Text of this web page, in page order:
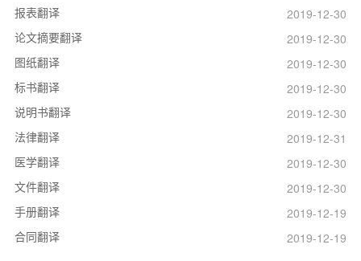
报表翻译
2019-12-30
论文摘要翻译
2019-12-30
图纸翻译
2019-12-30
标书翻译
2019-12-30
说明书翻译
2019-12-30
法律翻译
2019-12-31
医学翻译
2019-12-30
文件翻译
2019-12-30
手册翻译
2019-12-19
合同翻译
2019-12-19